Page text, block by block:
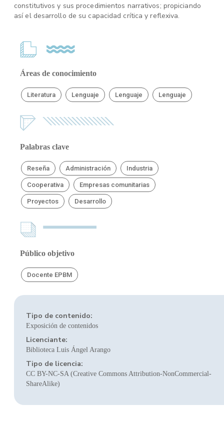
constitutivos y sus procedimientos narrativos; propiciando
así el desarrollo de su capacidad crítica y reflexiva.
Áreas de conocimiento
Literatura Lenguaje Lenguaje Lenguaje
Palabras clave
Reseña Administración Industria
Cooperativa Empresas comunitarias
Proyectos Desarrollo
Público objetivo
Docente EPBM
Tipo de contenido:
Exposición de contenidos
Licenciante:
Biblioteca Luis Ángel Arango
Tipo de licencia:
CC BY-NC-SA (Creative Commons Attribution-NonCommercial-
ShareAlike)